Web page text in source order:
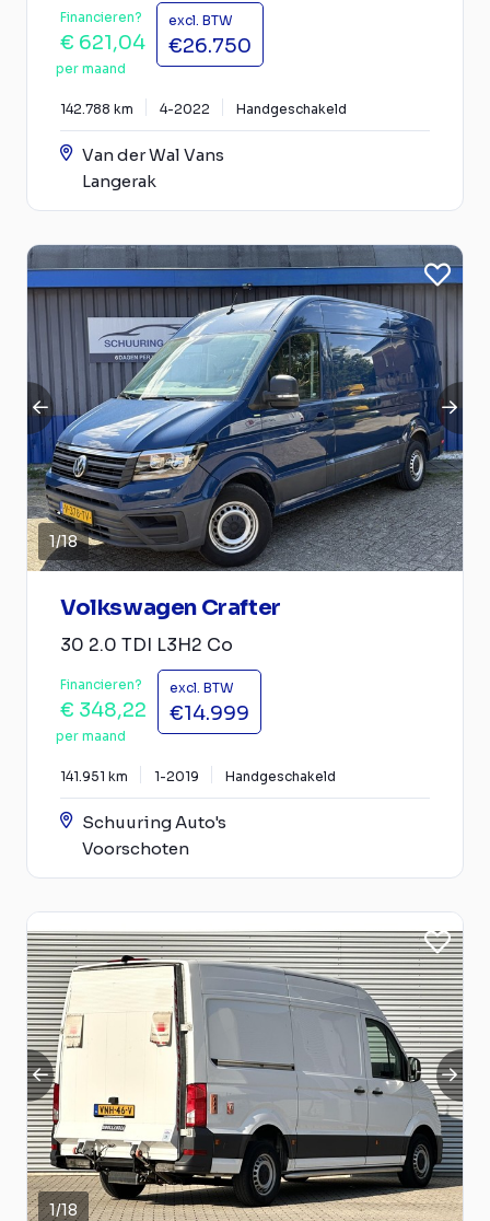
Financieren?
€ 621,04
per maand
excl. BTW
€26.750
142.788 km 4-2022 Handgeschakeld
Van der Wal Vans
Langerak
1/18
Volkswagen Crafter
30 2.0 TDI L3H2 Co
Financieren?
€ 348,22
per maand
excl. BTW
€14.999
141.951 km 1-2019 Handgeschakeld
Schuuring Auto's
Voorschoten
1/18